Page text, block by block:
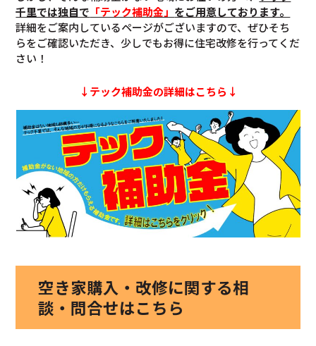
千里では独自で 「テック補助金」 をご用意しております。
詳細をご案内しているページがございますので、ぜひそち
らをご確認いただき、少しでもお得に住宅改修を行ってくだ
さい！
↓テック補助金の詳細はこちら↓
空き家購入・改修に関する相
談・問合せはこちら